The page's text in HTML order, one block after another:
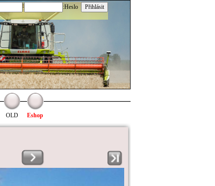
:Heslo
OLD Eshop